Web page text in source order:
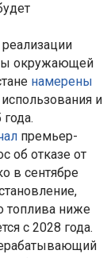
окружающей
намерены
и
премьер-
об отказе от
в сентябре
топлива ниже
с 2028 года.